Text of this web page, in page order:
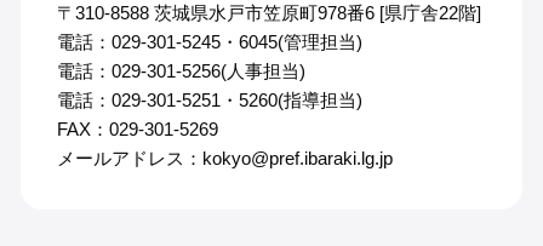
〒310-8588 茨城県水戸市笠原町978番6 [県庁舎22階]
電話：029-301-5245・6045(管理担当)
電話：029-301-5256(人事担当)
電話：029-301-5251・5260(指導担当)
FAX：029-301-5269
メールアドレス：kokyo@pref.ibaraki.lg.jp